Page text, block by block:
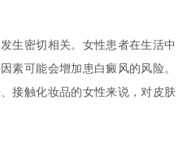
密切相关。女性患者在生活中
素可能会增加患白癜风的风险。
接触化妆品的女性来说，对皮肤